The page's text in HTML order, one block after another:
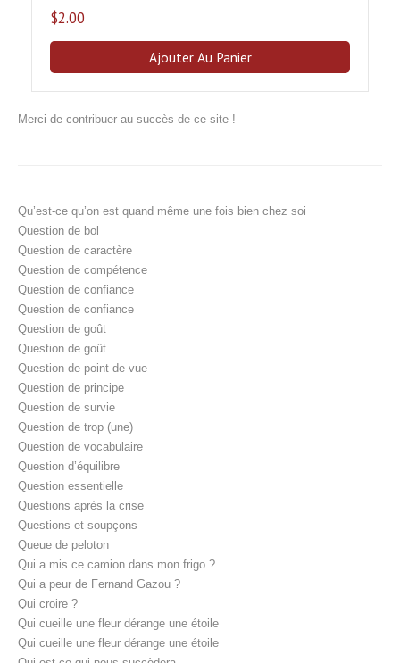
5
$2.00
Ajouter Au Panier
Merci de contribuer au succès de ce site !
Qu’est-ce qu’on est quand même une fois bien chez soi
Question de bol
Question de caractère
Question de compétence
Question de confiance
Question de confiance
Question de goût
Question de goût
Question de point de vue
Question de principe
Question de survie
Question de trop (une)
Question de vocabulaire
Question d’équilibre
Question essentielle
Questions après la crise
Questions et soupçons
Queue de peloton
Qui a mis ce camion dans mon frigo ?
Qui a peur de Fernand Gazou ?
Qui croire ?
Qui cueille une fleur dérange une étoile
Qui cueille une fleur dérange une étoile